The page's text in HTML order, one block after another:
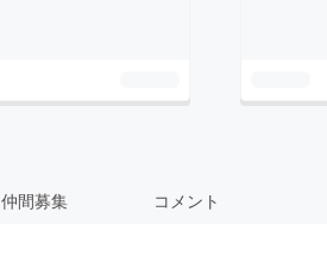
仲間募集 コメント